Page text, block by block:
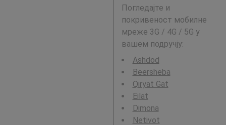
Погледајте и
покривеност мобилне
мреже 3G / 4G / 5G у
вашем подручју:
Ashdod
Beersheba
Qiryat Gat
Eilat
Dimona
Netivot